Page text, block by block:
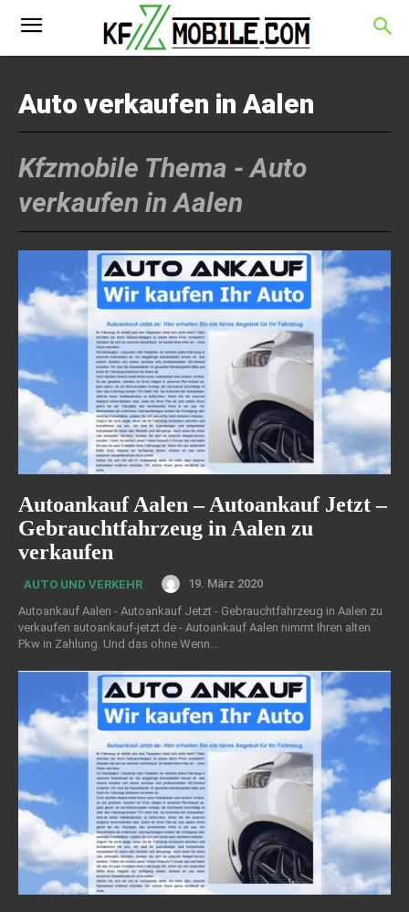
Auto verkaufen in Aalen
Kfzmobile Thema -Auto
verkaufen in Aalen
Autoankauf Aalen – Autoankauf Jetzt –
Gebrauchtfahrzeug in Aalen zu
verkaufen
AUTO UND VERKEHR
19. März 2020
Autoankauf Aalen - Autoankauf Jetzt - Gebrauchtfahrzeug in Aalen zu
verkaufen autoankauf-jetzt.de - Autoankauf Aalen nimmt Ihren alten
Pkw in Zahlung. Und das ohne Wenn...